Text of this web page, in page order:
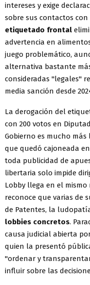
intereses y exige
sobre sus contactos con
etiquetado frontal
advertencia en
juego problemático,
alternativa bastante
consideradas "legales"
media sanción desde
La derogación del
con 200 votos en
Gobierno es mucho
que quedó cajoneada
toda publicidad de
libertaria solo impide
Lobby llega en el
reconoce que varias de
de Patentes, la
lobbies concretos.
causa judicial abierta
quien la presentó
"ordenar y
influir sobre las